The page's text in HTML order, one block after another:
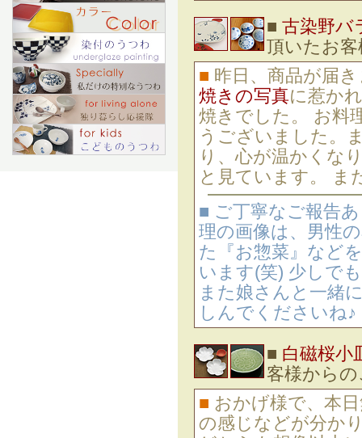
■ 古染野バ
頂いたお
■ 昨日、商品が届
焼きの写真に惹か
焼きでした。 お料
うございました。
り、心が温かくな
と見ています。 ま
■ ご丁寧なご報告
理の画像は、男性
た『お惣菜』など
います(笑) 少しで
また娘さんと一緒
しんでくださいね♪
■ 白磁桜小
客様から
■ おかげ様で、本
の感じなどが分か